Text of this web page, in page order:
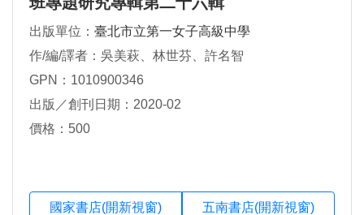
出版單位： 臺北市立第一女子高級中學
作/編/譯者：吳美萩、林世芬、許名智
GPN：1010900346
出版／創刊日期：2020-02
價格：500
國家書店(開新視窗) 五南書店(開新視窗)